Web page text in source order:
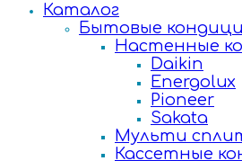
Каталог
Бытовые
Настенные
Daikin
Energolux
Pioneer
Sakata
Мульти
Кассетные